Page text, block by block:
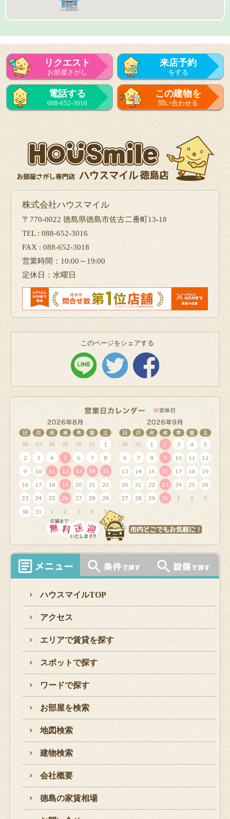
リクエスト
お部屋さがし
来店予約
をする
来店予約
をする
電話する
088-652-3016
この建物を
問い合わせる
株式会社ハウスマイル
〒770-0022 徳島県徳島市佐古二番町13-18
TEL : 088-652-3016
FAX : 088-652-3018
営業時間：10:00～19:00
定休日：水曜日
このページをシェアする
ハウスマイルTOP
アクセス
エリアで賃貸を探す
スポットで探す
ワードで探す
お部屋を検索
地図検索
建物検索
会社概要
徳島の家賃相場